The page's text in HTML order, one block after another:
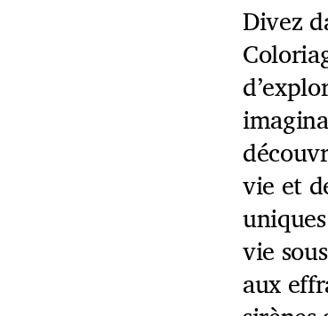
Divez
vie et
vie
aux